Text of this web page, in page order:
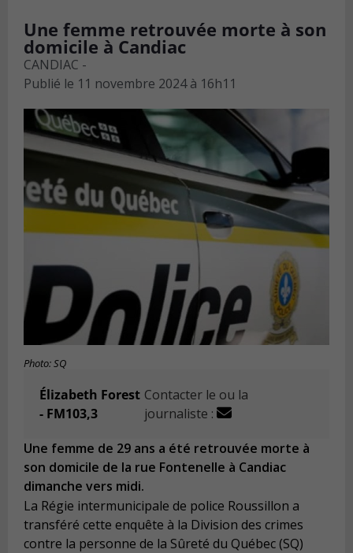
Une femme retrouvée morte à son
domicile à Candiac
CANDIAC -
Publié le 11 novembre 2024 à 16h11
Photo: SQ
Élizabeth Forest
- FM103,3
Contacter le ou la
journaliste :
Une femme de 29 ans a été retrouvée morte à
son domicile de la rue Fontenelle à Candiac
dimanche vers midi.
La Régie intermunicipale de police Roussillon a
transféré cette enquête à la Division des crimes
contre la personne de la Sûreté du Québec (SQ)